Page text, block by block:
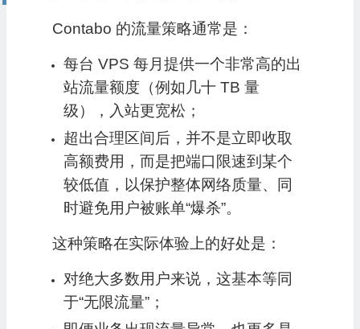
Contabo 的流量策略通常是：
每台 VPS 每月提供一个非常高的出
站流量额度（例如几十 TB 量
级），入站更宽松；
超出合理区间后，并不是立即收取
高额费用，而是把端口限速到某个
较低值，以保护整体网络质量、同
时避免用户被账单“爆杀”。
这种策略在实际体验上的好处是：
对绝大多数用户来说，这基本等同
于“无限流量”；